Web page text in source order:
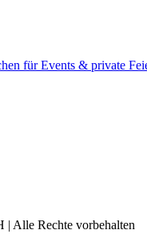
für Events & private
Alle Rechte vorbehalten